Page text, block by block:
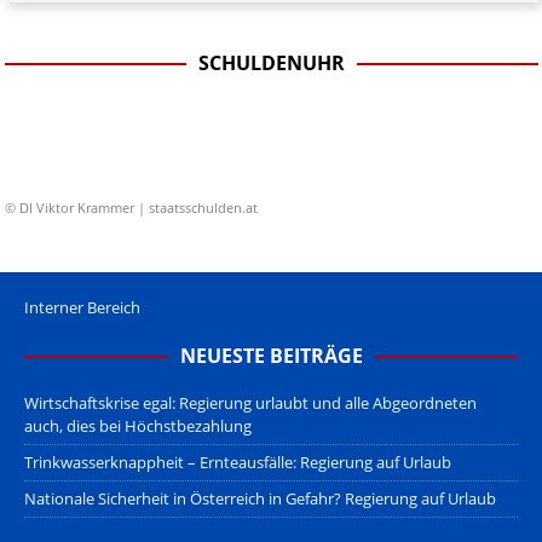
SCHULDENUHR
© DI Viktor Krammer | staatsschulden.at
Interner Bereich
NEUESTE BEITRÄGE
Wirtschaftskrise egal: Regierung urlaubt und alle Abgeordneten
auch, dies bei Höchstbezahlung
Trinkwasserknappheit – Ernteausfälle: Regierung auf Urlaub
Nationale Sicherheit in Österreich in Gefahr? Regierung auf Urlaub